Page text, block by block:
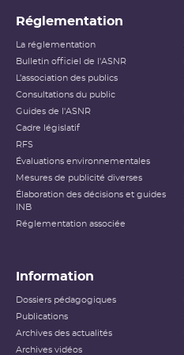
Réglementation
La réglementation
Bulletin officiel de l'ASNR
L’association des publics
Consultations du public
Guides de l'ASNR
Cadre législatif
RFS
Évaluations environnementales
Mesures de publicité diverses
Élaboration des décisions et guides
INB
Réglementation associée
Information
Dossiers pédagogiques
Publications
Archives des actualités
Archives vidéos